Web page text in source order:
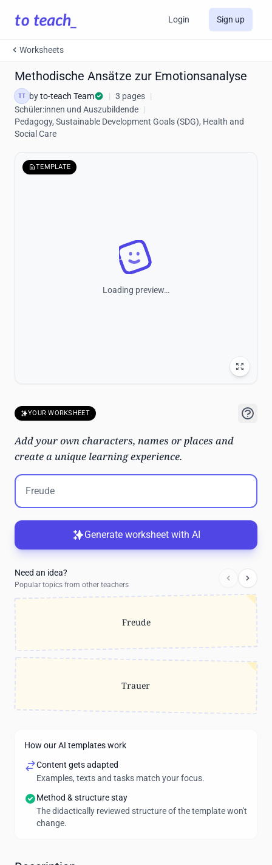
Login Sign up
Worksheets
Methodische Ansätze zur Emotionsanalyse
TT byto-teach Team | 3 pages |
Schüler:innen und Auszubildende |
Pedagogy, Sustainable Development Goals (SDG), Health and
Social Care
TEMPLATE
Loading preview…
YOUR WORKSHEET
Add your own characters, names or places and
create a unique learning experience.
Generate worksheet with AI
Need an idea?
Popular topics from other teachers
Freude
Trauer
How our AI templates work
Content gets adapted
Examples, texts and tasks match your focus.
Method & structure stay
The didactically reviewed structure of the template won't
change.